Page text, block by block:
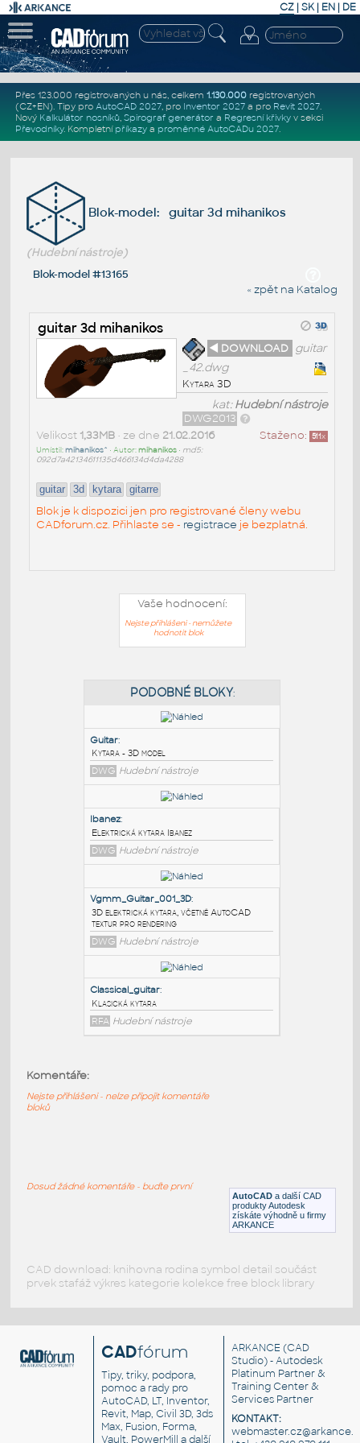
CZ | SK| EN | DE
Přes 123.000 registrovaných u nás, celkem 1.130.000registrovaných
(CZ+EN). Tipy pro AutoCAD 2027, pro Inventor 2027a pro Revit 2027.
Nový Kalkulátor nosníků, Spirograf generátor a Regresní křivkyv sekci
Převodníky. Kompletní příkazya proměnné AutoCADu 2027.
Blok-model: guitar 3d mihanikos
(Hudební nástroje)
Blok-model #13165
« zpět na Katalog
guitar 3d mihanikos
◄ DOWNLOAD guitar
_42.dwg
Kytara 3D
kat:Hudební nástroje
DWG2013
Staženo: 511x
Velikost 1,33MB• ze dne 21.02.2016
Umístil:mihanikos^ • Autor:mihanikos• md5:
092d7a42134611135d466134d4da4288
guitar 3d kytara gitarre
Blok je k dispozici jen pro registrované členy webu
CADforum.cz. Přihlaste se - registrace je bezplatná.
Vaše hodnocení:
Nejste přihlášeni - nemůžete
hodnotit blok
Kytara - 3D model
DWG Hudební nástroje
Elektrická kytara Ibanez
DWG Hudební nástroje
Klasická kytara
AutoCAD a další CAD
produkty Autodesk
získáte výhodně u firmy
ARKANCE
Komentáře:
Nejste přihlášeni - nelze připojit komentáře
bloků
Dosud žádné komentáře - buďte první
CAD download: knihovna rodina symbol detail součást
prvek stafáž výkres kategorie kolekce free block library
CADfórum
Tipy, triky, podpora,
pomoc a rady pro
AutoCAD, LT, Inventor,
Revit, Map, Civil 3D, 3ds
Max, Fusion, Forma,
Vault, PowerMill a další
ARKANCE (CAD
Studio) - Autodesk
Platinum Partner &
Training Center &
Services Partner
KONTAKT: